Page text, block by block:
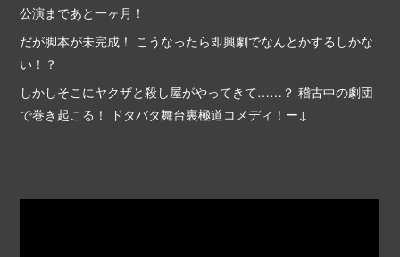
公演まであと一ヶ月！
だが脚本が未完成！ こうなったら即興劇でなんとかするしかな
い！？
しかしそこにヤクザと殺し屋がやってきて……？ 稽古中の劇団
で巻き起こる！ ドタバタ舞台裏極道コメディ！ー↓